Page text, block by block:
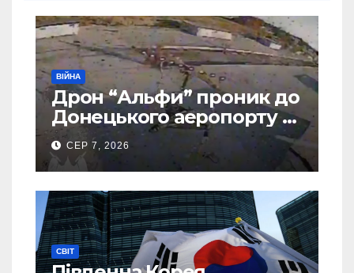
ВІЙНА
Дрон “Альфи” проник до
Донецького аеропорту та
спалив “Шахед” ще до
запуску
СЕР 7, 2026
СВІТ